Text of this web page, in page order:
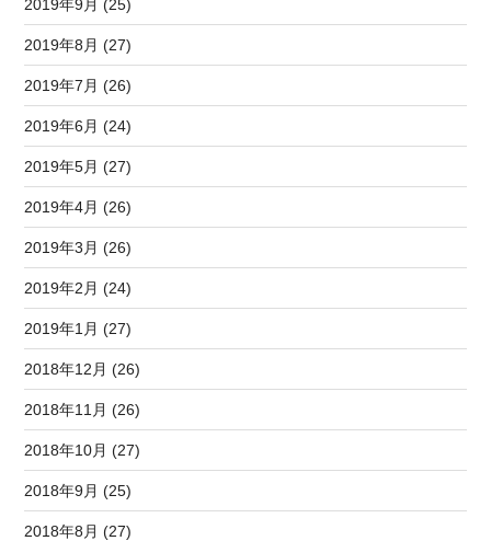
2019年9月 (25)
2019年8月 (27)
2019年7月 (26)
2019年6月 (24)
2019年5月 (27)
2019年4月 (26)
2019年3月 (26)
2019年2月 (24)
2019年1月 (27)
2018年12月 (26)
2018年11月 (26)
2018年10月 (27)
2018年9月 (25)
2018年8月 (27)